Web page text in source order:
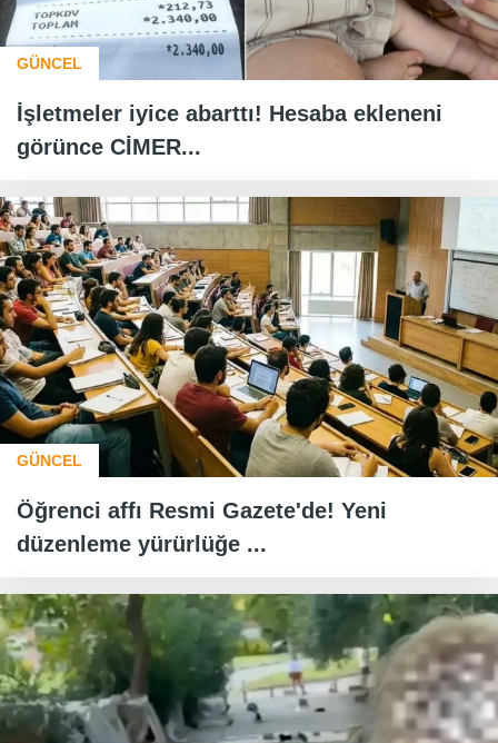
GÜNCEL
İşletmeler iyice abarttı! Hesaba ekleneni
görünce CİMER...
GÜNCEL
Öğrenci affı Resmi Gazete'de! Yeni
düzenleme yürürlüğe ...